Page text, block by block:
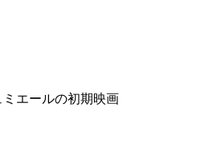
エールの初期映画